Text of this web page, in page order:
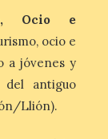
Ocio e
ocio e
a jóvenes y
del antiguo
Llión).